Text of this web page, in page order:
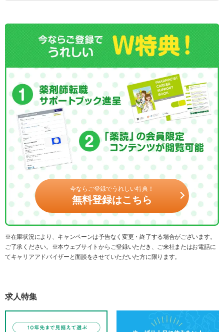
今ならご登録でうれしい特典！
無料登録はこちら
※在庫状況により、キャンペーンは予告なく変更・終了する場合がございます。
ご了承ください。※本ウェブサイトからご登録いただき、ご来社またはお電話に
てキャリアアドバイザーと面談をさせていただいた方に限ります。
求人特集